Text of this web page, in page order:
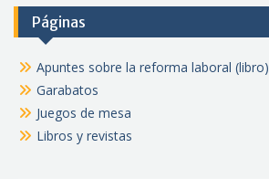
Páginas
Apuntes sobre la reforma laboral (libro)
Garabatos
Juegos de mesa
Libros y revistas